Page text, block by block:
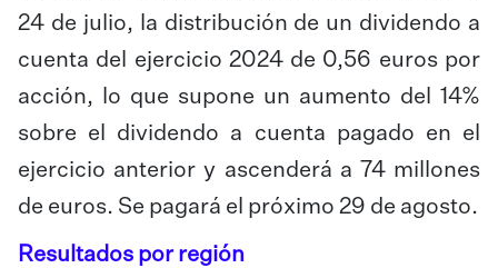
24 de julio, la distribución de un dividendo a
cuenta del ejercicio 2024 de 0,56 euros por
acción, lo que supone un aumento del 14%
sobre el dividendo a cuenta pagado en el
ejercicio anterior y ascenderá a 74 millones
de euros. Se pagará el próximo 29 de agosto.
Resultados por región